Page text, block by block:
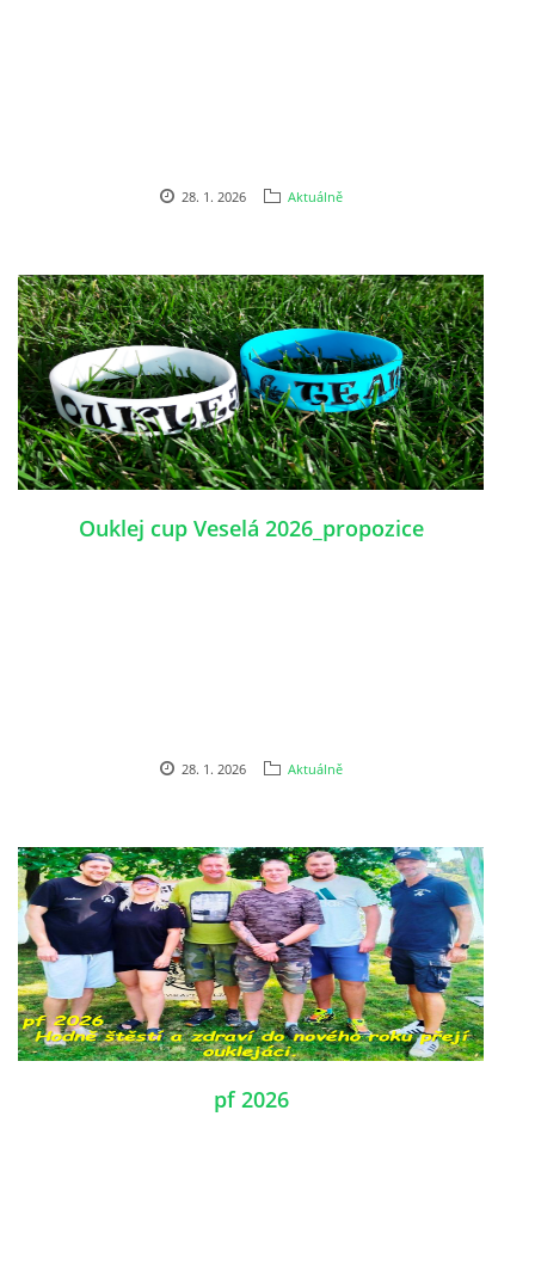
PF´
FOTOGALERIE
28. 1. 2026 Aktuálně
Ouklej cup Veselá 2026_propozice
28. 1. 2026 Aktuálně
pf 2026